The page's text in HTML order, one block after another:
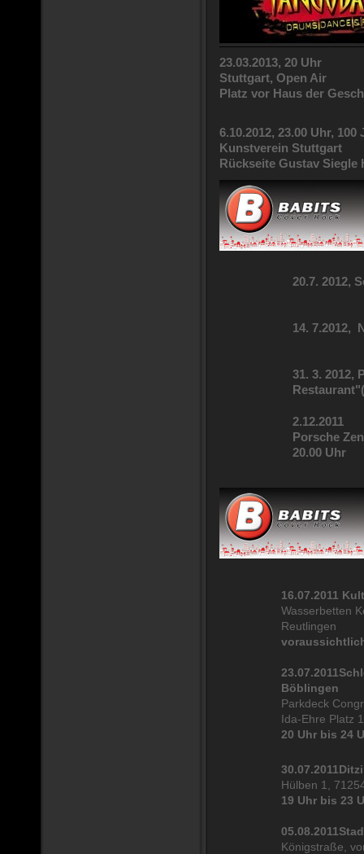
23.03.2013, 20 Uhr
Stuttgart, Open Air
Platz vor Haus der
6.10.2012, 23.00 Uhr,
Kunstverein Stuttgart
Rückseite Gustav Siegle
20.7. 2012,
14. 7.2012,
31. 3. 2012,
2.12.2011
Porsche
20.00 Uhr
16.07.2011
Wasserbetten
Reutlingen
23.07.2011
Böblingen
Parkdeck
Ida-Ehre Platz
20 Uhr bis 24
30.07.2011
Hülben 1,
19 Uhr bis 23
05.08.2011
Königstraße,